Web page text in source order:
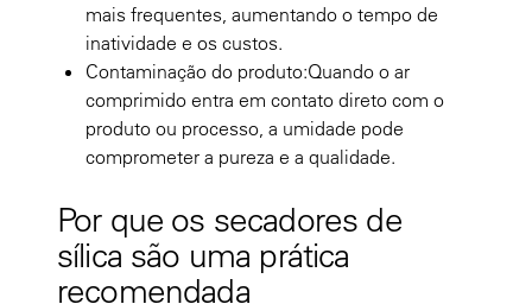
mais frequentes, aumentando o tempo de
inatividade e os custos.
Contaminação do produto:Quando o ar
comprimido entra em contato direto com o
produto ou processo, a umidade pode
comprometer a pureza e a qualidade.
Por que os secadores de
sílica são uma prática
recomendada